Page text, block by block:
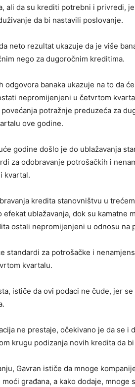
ali da su krediti potrebni i privredi,
da bi nastavili poslovanje.
neto rezultat ukazuje da je više
nego za dugoročnim kreditima.
odgovora banaka ukazuje na to da
nepromijenjeni u četvrtom
potražnje preduzeća za
ove godine.
godine došlo je do ublažavanja
za odobravanje potrošačkih i
kvartal.
kredita stanovništvu u
efekat ublažavanja, dok su kamatne
ostali nepromijenjeni u odnosu na
standardi za potrošačke i
kvartalu.
ističe da ovi podaci ne čude, jer
ne prestaje, očekivano je da se i
krugu podizanja novih kredita da
Gavran ističe da mnoge
građana, a kako dodaje,